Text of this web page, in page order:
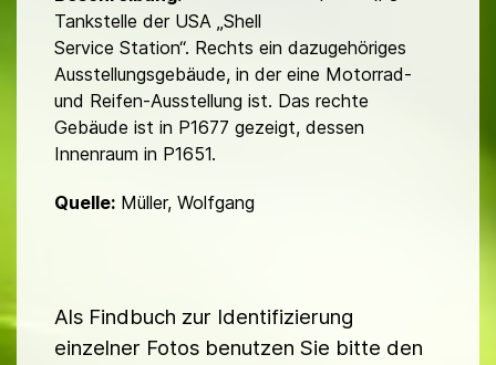
Tankstelle der USA „Shell
Service Station“. Rechts ein da­zu­gehöriges
Ausstellungsgebäude, in der eine Motorrad-
und Reifen-Ausstel­lung ist. Das rechte
Gebäude ist in P1677 gezeigt, dessen
Innenraum in P1651.
Quelle: Müller, Wolfgang
Als Findbuch zur Identifizierung
einzelner Fotos benutzen Sie bitte den